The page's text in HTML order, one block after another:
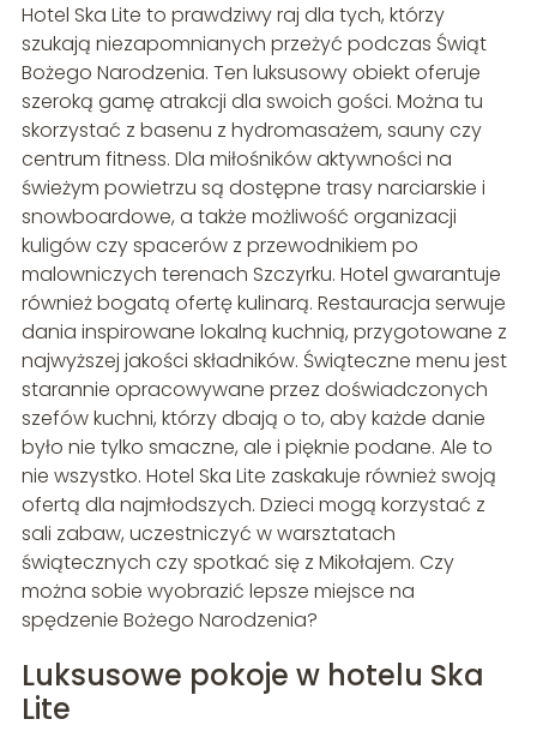
Hotel Ska Lite to prawdziwy raj dla tych, którzy
szukają niezapomnianych przeżyć podczas Świąt
Bożego Narodzenia. Ten luksusowy obiekt oferuje
szeroką gamę atrakcji dla swoich gości. Można tu
skorzystać z basenu z hydromasażem, sauny czy
centrum fitness. Dla miłośników aktywności na
świeżym powietrzu są dostępne trasy narciarskie i
snowboardowe, a także możliwość organizacji
kuligów czy spacerów z przewodnikiem po
malowniczych terenach Szczyrku. Hotel gwarantuje
również bogatą ofertę kulinarą. Restauracja serwuje
dania inspirowane lokalną kuchnią, przygotowane z
najwyższej jakości składników. Świąteczne menu jest
starannie opracowywane przez doświadczonych
szefów kuchni, którzy dbają o to, aby każde danie
było nie tylko smaczne, ale i pięknie podane. Ale to
nie wszystko. Hotel Ska Lite zaskakuje również swoją
ofertą dla najmłodszych. Dzieci mogą korzystać z
sali zabaw, uczestniczyć w warsztatach
świątecznych czy spotkać się z Mikołajem. Czy
można sobie wyobrazić lepsze miejsce na
spędzenie Bożego Narodzenia?
Luksusowe pokoje w hotelu Ska
Lite